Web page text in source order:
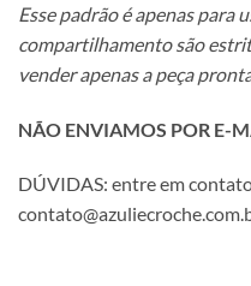
Esse padrão é apenas para
compartilhamento são
vender apenas a peça
NÃO ENVIAMOS POR E-
DÚVIDAS: entre em